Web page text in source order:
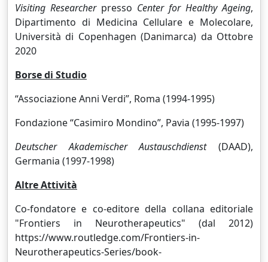
Visiting Researcherpresso Center for Healthy Ageing,
Dipartimento di Medicina Cellulare e Molecolare,
Università di Copenhagen (Danimarca) da Ottobre
2020
Borse di Studio
“Associazione Anni Verdi”, Roma (1994-1995)
Fondazione “Casimiro Mondino”, Pavia (1995-1997)
Deutscher Akademischer Austauschdienst(DAAD),
Germania (1997-1998)
Altre Attività
Co-fondatore e co-editore della collana editoriale
"Frontiers in Neurotherapeutics" (dal 2012)
https://www.routledge.com/Frontiers-in-
Neurotherapeutics-Series/book-